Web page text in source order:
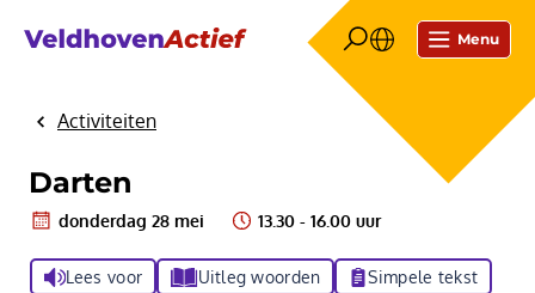
Menu
HomeActiviteiten
Darten
donderdag 28 mei 13.30 - 16.00 uur
Lees voor Uitleg woorden Simpele tekst